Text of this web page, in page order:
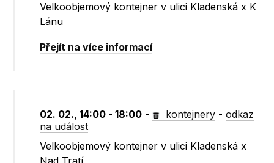
Velkoobjemový kontejner v ulici Kladenská x K
Lánu
Přejít na více informací
02. 02., 14:00 - 18:00 - kontejnery -odkaz
na událost
Velkoobjemový kontejner v ulici Kladenská x
Nad Tratí